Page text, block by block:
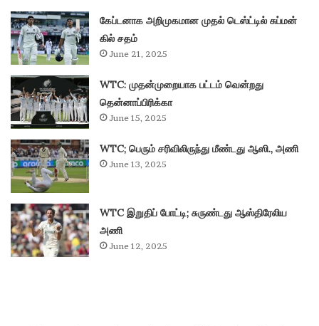
கேப்டனாக அறிமுகமான முதல் டெஸ்ட்டில் சுப்மன்
கில் சதம்
June 21, 2025
WTC: முதன்முறையாக பட்டம் வென்றது
தென்னாப்பிரிக்கா
June 15, 2025
WTC; பெரும் சரிவிலிருந்து மீண்டது ஆஸி., அணி
June 13, 2025
WTC இறுதிப் போட்டி; சுருண்டது ஆஸ்திரேலிய
அணி
June 12, 2025